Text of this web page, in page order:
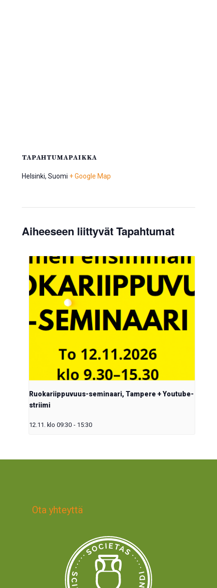
TAPAHTUMAPAIKKA
Helsinki, Suomi + Google Map
Aiheeseen liittyvät Tapahtumat
Ruokariippuvuus-seminaari, Tampere + Youtube-
striimi
12.11. klo 09:30 - 15:30
Ota yhteyttä